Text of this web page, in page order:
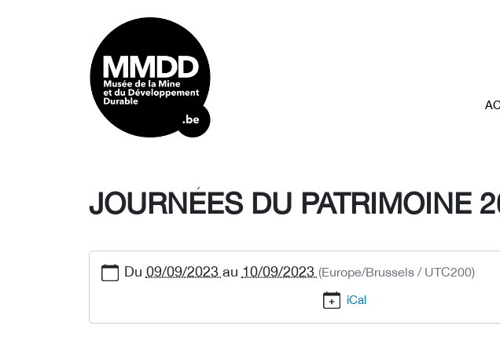
JOURNÉES DU PATRIMOINE
Du 09/09/2023 au 10/09/2023 (Europe/Brussels / UTC200)
iCal